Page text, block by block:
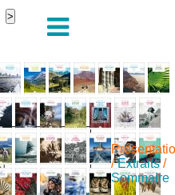
/Extraits/
Sommaire